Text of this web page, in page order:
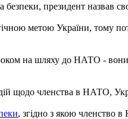
президент назвав
метою України, тому
на шляху до НАТО - вони
щодо членства в НАТО,
, згідно з якою членство